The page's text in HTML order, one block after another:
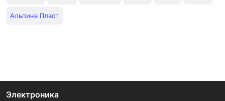
Альпина Пласт
Электроника